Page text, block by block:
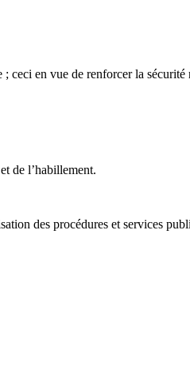
ceci en vue de renforcer la sécurité
de l’habillement.
des procédures et services